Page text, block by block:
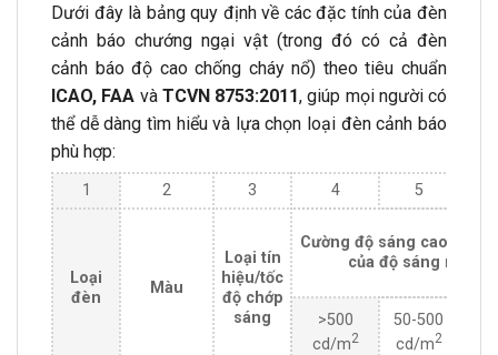
Dưới đây là bảng quy định về các đặc tính của đèn
cảnh báo chướng ngại vật (trong đó có cả đèn
cảnh báo độ cao chống cháy nổ) theo tiêu chuẩn
ICAO, FAA và TCVN 8753:2011, giúp mọi người có
thể dễ dàng tìm hiểu và lựa chọn loại đèn cảnh báo
phù hợp:
1 2 3 4 5
Loại
đèn
Màu
Loại tín
hiệu/tốc
độ chớp
sáng
Cường độ sáng cao nhất
của độ sáng nền
>500
cd/m2
50-500
cd/m2